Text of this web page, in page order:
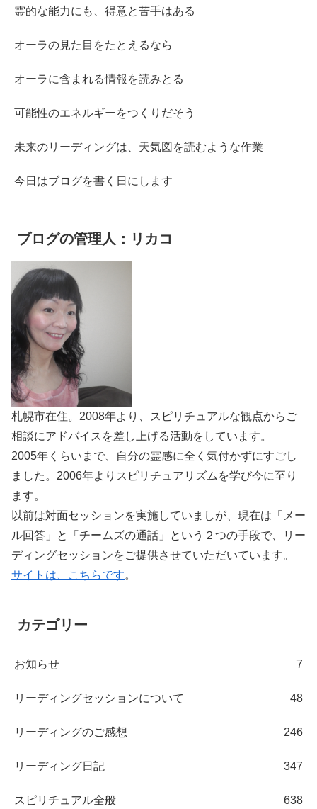
霊的な能力にも、得意と苦手はある
オーラの見た目をたとえるなら
オーラに含まれる情報を読みとる
可能性のエネルギーをつくりだそう
未来のリーディングは、天気図を読むような作業
今日はブログを書く日にします
ブログの管理人：リカコ
札幌市在住。2008年より、スピリチュアルな観点からご
相談にアドバイスを差し上げる活動をしています。
2005年くらいまで、自分の霊感に全く気付かずにすごし
ました。2006年よりスピリチュアリズムを学び今に至り
ます。
以前は対面セッションを実施していましが、現在は「メー
ル回答」と「チームズの通話」という２つの手段で、リー
ディングセッションをご提供させていただいています。
サイトは、こちらです。
カテゴリー
お知らせ 7
リーディングセッションについて 48
リーディングのご感想 246
リーディング日記 347
スピリチュアル全般 638